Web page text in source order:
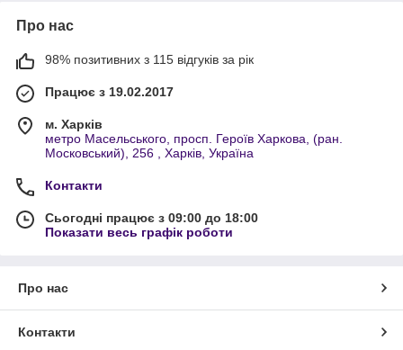
Про нас
98% позитивних з 115 відгуків за рік
Працює з 19.02.2017
м. Харків
метро Масельського, просп. Героїв Харкова, (ран.
Московський), 256 , Харків, Україна
Контакти
Сьогодні працює з 09:00 до 18:00
Показати весь графік роботи
Про нас
Контакти